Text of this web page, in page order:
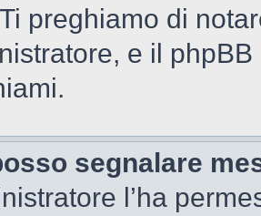
preghiamo di
e il
segnalare
l’ha